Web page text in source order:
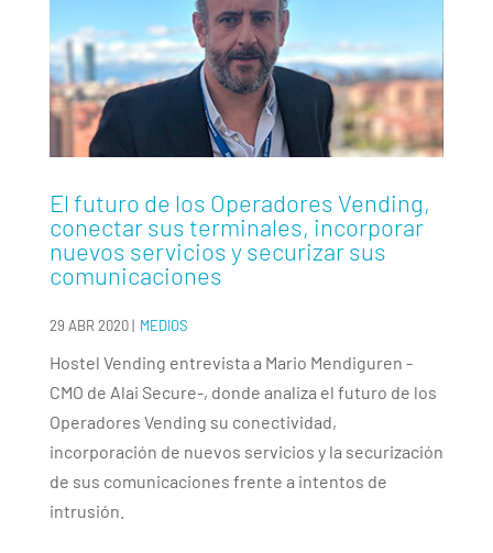
El futuro de los Operadores Vending,
conectar sus terminales, incorporar
nuevos servicios y securizar sus
comunicaciones
29 ABR 2020| MEDIOS
Hostel Vending entrevista a Mario Mendiguren -
CMO de Alai Secure-, donde analiza el futuro de los
Operadores Vending su conectividad,
incorporación de nuevos servicios y la securización
de sus comunicaciones frente a intentos de
intrusión.